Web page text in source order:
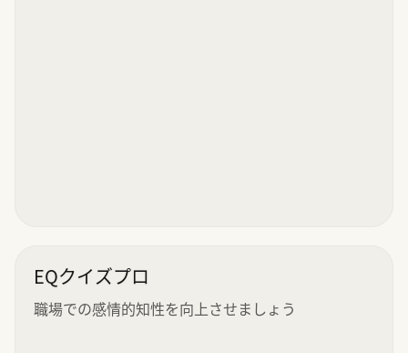
EQクイズプロ
職場での感情的知性を向上させましょう